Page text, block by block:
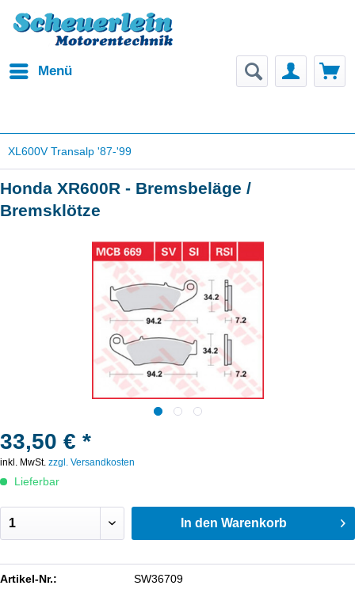
Menü
XL600V Transalp '87-'99
Honda XR600R - Bremsbeläge /
Bremsklötze
33,50 € *
inkl. MwSt. zzgl. Versandkosten
Lieferbar
In den Warenkorb
Artikel-Nr.: SW36709